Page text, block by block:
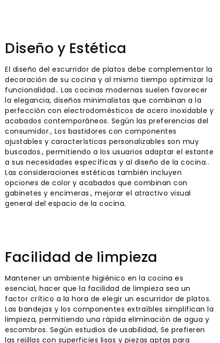
Diseño y Estética
El diseño del escurridor de platos debe complementar la
decoración de su cocina y al mismo tiempo optimizar la
funcionalidad.. Las cocinas modernas suelen favorecer
la elegancia, diseños minimalistas que combinan a la
perfección con electrodomésticos de acero inoxidable y
acabados contemporáneos. Según las preferencias del
consumidor., Los bastidores con componentes
ajustables y características personalizables son muy
buscados., permitiendo a los usuarios adaptar el estante
a sus necesidades específicas y al diseño de la cocina..
Las consideraciones estéticas también incluyen
opciones de color y acabados que combinan con
gabinetes y encimeras., mejorar el atractivo visual
general del espacio de la cocina.
Facilidad de limpieza
Mantener un ambiente higiénico en la cocina es
esencial, hacer que la facilidad de limpieza sea un
factor crítico a la hora de elegir un escurridor de platos.
Las bandejas y los componentes extraíbles simplifican la
limpieza, permitiendo una rápida eliminación de agua y
escombros. Según estudios de usabilidad, Se prefieren
las rejillas con superficies lisas y piezas aptas para